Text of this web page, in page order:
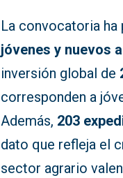
La convocatoria
jóvenes y nuevos
inversión global de
corresponden a
Además, 203
dato que refleja el
sector agrario